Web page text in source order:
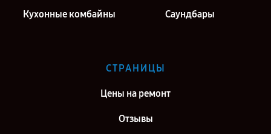
Кухонные комбайны Саундбары
СТРАНИЦЫ
Цены на ремонт
Отзывы